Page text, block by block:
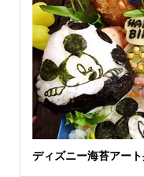
ディズニー海苔アー